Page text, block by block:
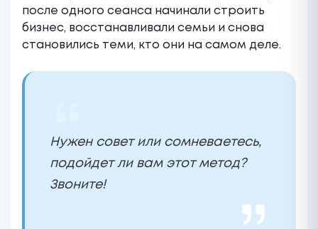
после одного сеанса начинали строить
бизнес, восстанавливали семьи и снова
становились теми, кто они на самом деле.
Нужен совет или сомневаетесь,
подойдет ли вам этот метод?
Звоните!